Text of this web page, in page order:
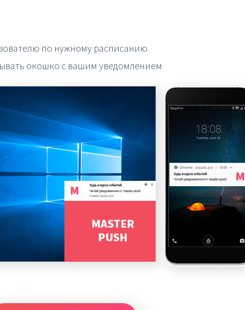
по нужному расписанию
окошко с вашим уведомлением